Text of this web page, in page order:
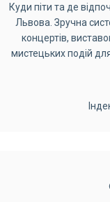
Куди піти та де
Львова. Зручна
концертів,
мистецьких подій